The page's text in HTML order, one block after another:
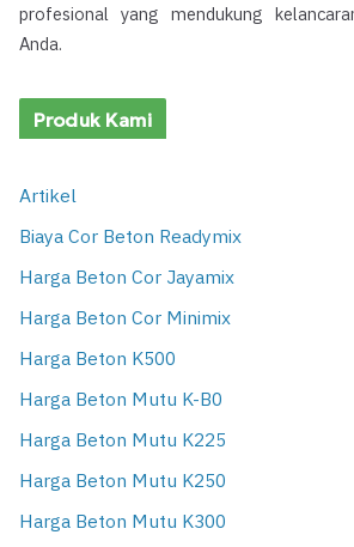
profesional yang mendukung
Anda.
Produk Kami
Artikel
Biaya Cor Beton Readymix
Harga Beton Cor Jayamix
Harga Beton Cor Minimix
Harga Beton K500
Harga Beton Mutu K-B0
Harga Beton Mutu K225
Harga Beton Mutu K250
Harga Beton Mutu K300